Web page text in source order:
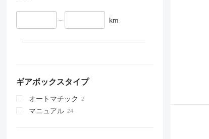
– km
ギアボックスタイプ
オートマチック
マニュアル